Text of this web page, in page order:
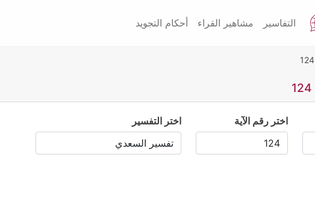
التفاسير مشاهير القراء أحكام التجويد
اختر رقم الآية اختر التفسير